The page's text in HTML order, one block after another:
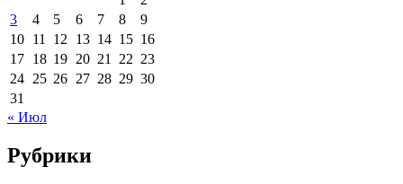
3
4 5 6 7 8
9
10 11 12 13 14 15 16
17 18 19 20 21 22 23
24 25 26 27 28 29 30
31
« Июл
Рубрики